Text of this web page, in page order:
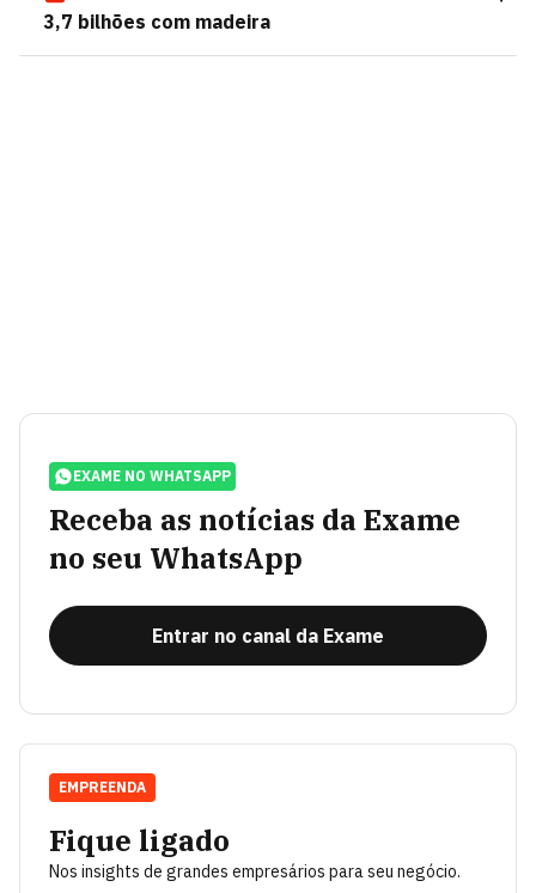
3,7 bilhões com madeira
EXAME NO WHATSAPP
Receba as notícias da Exame
no seu WhatsApp
Entrar no canal da Exame
Fique ligado
Nos insights de grandes empresários para seu negócio.
EMPREENDA